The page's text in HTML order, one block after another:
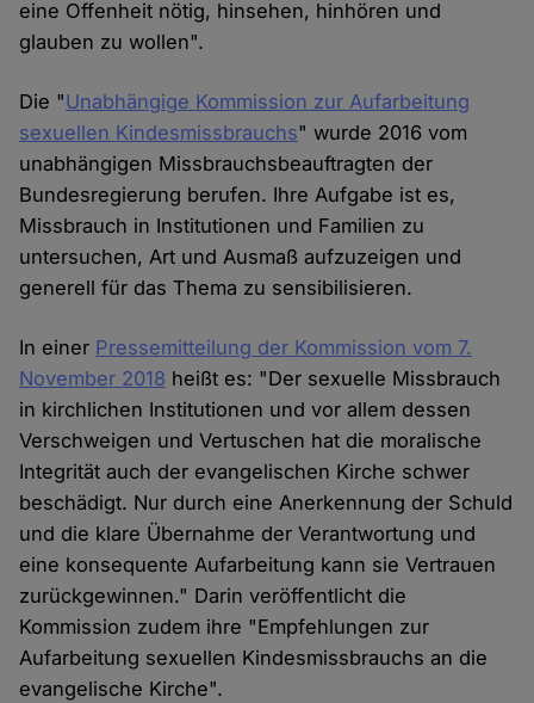
eine Offenheit nötig, hinsehen, hinhören und
glauben zu wollen".
Die "Unabhängige Kommission zur Aufarbeitung
sexuellen Kindesmissbrauchs" wurde 2016 vom
unabhängigen Missbrauchsbeauftragten der
Bundesregierung berufen. Ihre Aufgabe ist es,
Missbrauch in Institutionen und Familien zu
untersuchen, Art und Ausmaß aufzuzeigen und
generell für das Thema zu sensibilisieren.
In einer Pressemitteilung der Kommission vom 7.
November 2018 heißt es: "Der sexuelle Missbrauch
in kirchlichen Institutionen und vor allem dessen
Verschweigen und Vertuschen hat die moralische
Integrität auch der evangelischen Kirche schwer
beschädigt. Nur durch eine Anerkennung der Schuld
und die klare Übernahme der Verantwortung und
eine konsequente Aufarbeitung kann sie Vertrauen
zurückgewinnen." Darin veröffentlicht die
Kommission zudem ihre "Empfehlungen zur
Aufarbeitung sexuellen Kindesmissbrauchs an die
evangelische Kirche".